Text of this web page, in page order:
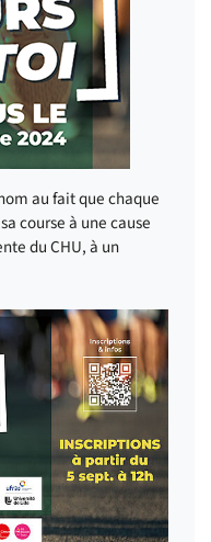
au fait que chaque
course à une cause
du CHU, à un